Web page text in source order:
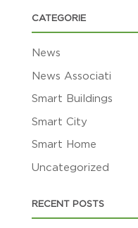
CATEGORIE
News
News Associati
Smart Buildings
Smart City
Smart Home
Uncategorized
RECENT POSTS